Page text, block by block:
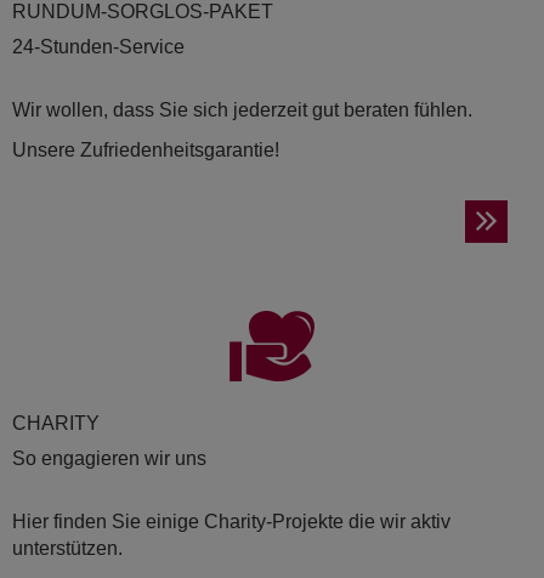
RUND­UM-SORG­LOS-PAKET
24-Stunden-Service
Wir wollen, dass Sie sich jederzeit gut beraten fühlen.
Unsere Zufriedenheitsgarantie!
CHA­RI­TY
So engagieren wir uns
Hier finden Sie einige Charity-Projekte die wir aktiv
unterstützen.